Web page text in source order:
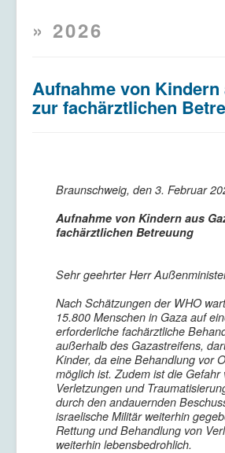
Termine
Kriegsdienstverweigerung
Kontakt/Impressum
» 2026
Aufnahme von Kindern
zur fachärztlichen
Braunschweig, den 3. Februar
Aufnahme von Kindern aus
fachärztlichen Betreuung
Sehr geehrter Herr
Nach Schätzungen der WHO
15.800 Menschen in Gaza auf
erforderliche fachärztliche
außerhalb des Gazastreifens,
Kinder, da eine Behandlung vor
möglich ist. Zudem ist die Gefahr
Verletzungen und
durch den andauernden
israelische Militär weiterhin
Rettung und Behandlung von
weiterhin lebensbedrohlich.